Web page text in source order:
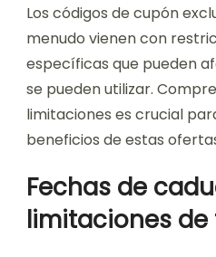
Los códigos de cupón
menudo vienen con
específicas que pueden
se pueden utilizar.
limitaciones es crucial
beneficios de estas
Fechas de
limitaciones